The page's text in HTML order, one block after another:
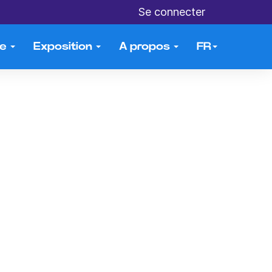
Se connecter
Exposition A propos FR